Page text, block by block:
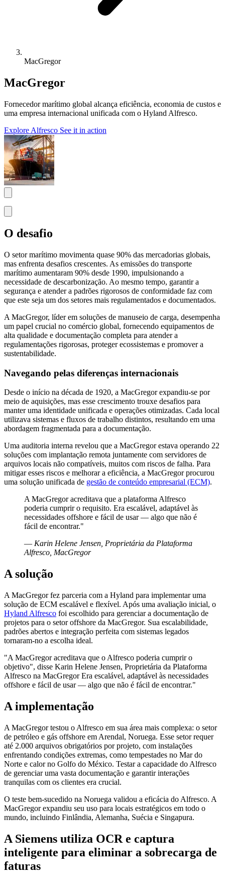
MacGregor
MacGregor
Fornecedor marítimo global alcança eficiência, economia de custos e
uma empresa internacional unificada com o Hyland Alfresco.
Explore Alfresco See it in action
O desafio
O setor marítimo movimenta quase 90% das mercadorias globais,
mas enfrenta desafios crescentes. As emissões do transporte
marítimo aumentaram 90% desde 1990, impulsionando a
necessidade de descarbonização. Ao mesmo tempo, garantir a
segurança e atender a padrões rigorosos de conformidade faz com
que este seja um dos setores mais regulamentados e documentados.
A MacGregor, líder em soluções de manuseio de carga, desempenha
um papel crucial no comércio global, fornecendo equipamentos de
alta qualidade e documentação completa para atender a
regulamentações rigorosas, proteger ecossistemas e promover a
sustentabilidade.
Navegando pelas diferenças internacionais
Desde o início na década de 1920, a MacGregor expandiu-se por
meio de aquisições, mas esse crescimento trouxe desafios para
manter uma identidade unificada e operações otimizadas. Cada local
utilizava sistemas e fluxos de trabalho distintos, resultando em uma
abordagem fragmentada para a documentação.
Uma auditoria interna revelou que a MacGregor estava operando 22
soluções com implantação remota juntamente com servidores de
arquivos locais não compatíveis, muitos com riscos de falha. Para
mitigar esses riscos e melhorar a eficiência, a MacGregor procurou
uma solução unificada de gestão de conteúdo empresarial (ECM).
A MacGregor acreditava que a plataforma Alfresco
poderia cumprir o requisito. Era escalável, adaptável às
necessidades offshore e fácil de usar — algo que não é
fácil de encontrar."
— Karin Helene Jensen, Proprietária da Plataforma
Alfresco, MacGregor
A solução
A MacGregor fez parceria com a Hyland para implementar uma
solução de ECM escalável e flexível. Após uma avaliação inicial, o
Hyland Alfresco foi escolhido para gerenciar a documentação de
projetos para o setor offshore da MacGregor. Sua escalabilidade,
padrões abertos e integração perfeita com sistemas legados
tornaram-no a escolha ideal.
"A MacGregor acreditava que o Alfresco poderia cumprir o
objetivo", disse Karin Helene Jensen, Proprietária da Plataforma
Alfresco na MacGregor Era escalável, adaptável às necessidades
offshore e fácil de usar — algo que não é fácil de encontrar."
A implementação
A MacGregor testou o Alfresco em sua área mais complexa: o setor
de petróleo e gás offshore em Arendal, Noruega. Esse setor requer
até 2.000 arquivos obrigatórios por projeto, com instalações
enfrentando condições extremas, como tempestades no Mar do
Norte e calor no Golfo do México. Testar a capacidade do Alfresco
de gerenciar uma vasta documentação e garantir interações
tranquilas com os clientes era crucial.
O teste bem-sucedido na Noruega validou a eficácia do Alfresco. A
MacGregor expandiu seu uso para locais estratégicos em todo o
mundo, incluindo Finlândia, Alemanha, Suécia e Singapura.
A Siemens utiliza OCR e captura
inteligente para eliminar a sobrecarga de
faturas